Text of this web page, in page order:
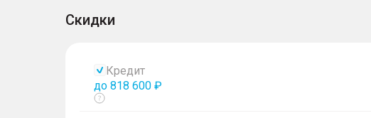
Скидки
Кредит
до 818 600 ₽
Показать